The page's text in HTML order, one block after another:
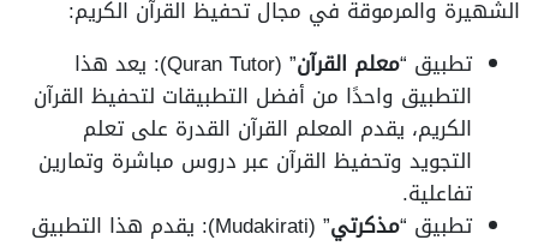
الشهيرة والمرموقة في مجال تحفيظ القرآن الكريم:
تطبيق “معلم القرآن
” (Quran Tutor): يعد هذا
التطبيق واحدًا من أفضل التطبيقات لتحفيظ القرآن
الكريم، يقدم المعلم القرآن القدرة على تعلم
التجويد وتحفيظ القرآن عبر دروس مباشرة وتمارين
تفاعلية.
تطبيق “مذكرتي
” (Mudakirati): يقدم هذا التطبيق